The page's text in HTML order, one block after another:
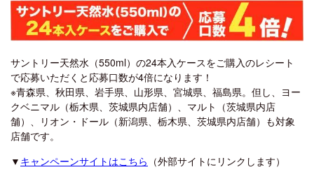
サントリー天然水（550ml）の24本入ケースをご購入のレシート
で応募いただくと応募口数が4倍になります！
※青森県、秋田県、岩手県、山形県、宮城県、福島県。但し、ヨー
クベニマル（栃木県、茨城県内店舗）、マルト（茨城県内店
舗）、リオン・ドール（新潟県、栃木県、茨城県内店舗）も対象
店舗です。
▼ キャンペーンサイトはこちら （外部サイトにリンクします）